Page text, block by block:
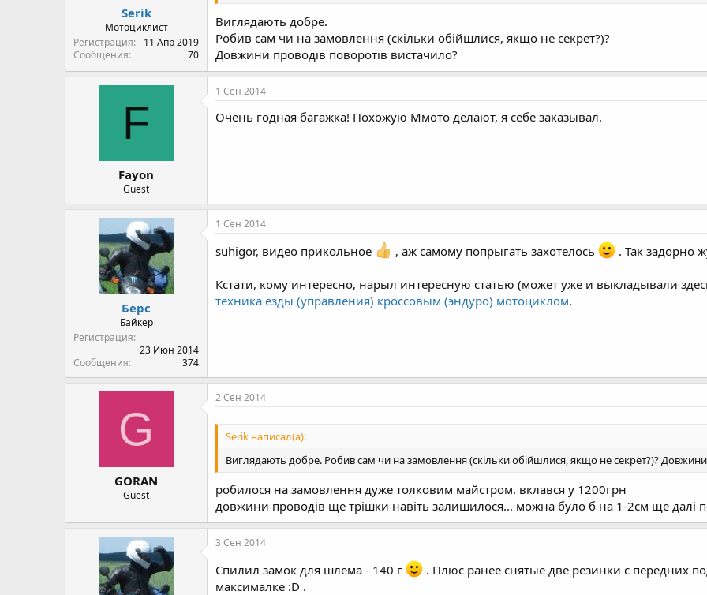
Serik
Мотоциклист
Регистрация
11 Апр 2019
Сообщения
70
Виглядають добре.
Робив сам чи на замовлення (скільки обійшлися, якщо не секрет?)?
Довжини проводів поворотів вистачило?
F
Fayon
Guest
1 Сен 2014
Очень годная багажка! Похожую Ммото делают, я себе заказывал.
Берс
Байкер
Регистрация
23 Июн 2014
Сообщения
374
1 Сен 2014
suhigor, видео прикольное , аж самому попрыгать захотелось . Так задорно
Кстати, кому интересно, нарыл интересную статью (может уже и выкладывали
техника езды (управления) кроссовым (эндуро) мотоциклом.
G
GORAN
Guest
2 Сен 2014
Serik написал(а):
Виглядають добре. Робив сам чи на замовлення (скільки обійшлися, якщо не секрет?)?
робилося на замовлення дуже толковим майстром. вклався у 1200грн
довжини проводів ще трішки навіть залишилося... можна було б на 1-2см ще далі
3 Сен 2014
Спилил замок для шлема - 140 г
. Плюс ранее снятые две резинки с передних
максималке :D .